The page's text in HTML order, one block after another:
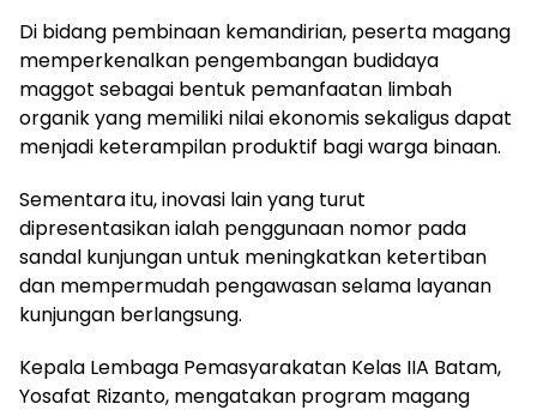
Di bidang pembinaan kemandirian, peserta magang
memperkenalkan pengembangan budidaya
maggot sebagai bentuk pemanfaatan limbah
organik yang memiliki nilai ekonomis sekaligus dapat
menjadi keterampilan produktif bagi warga binaan.
Sementara itu, inovasi lain yang turut
dipresentasikan ialah penggunaan nomor pada
sandal kunjungan untuk meningkatkan ketertiban
dan mempermudah pengawasan selama layanan
kunjungan berlangsung.
Kepala Lembaga Pemasyarakatan Kelas IIA Batam,
Yosafat Rizanto, mengatakan program magang